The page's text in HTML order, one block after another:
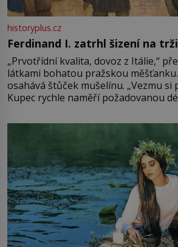
historyplus.cz
Ferdinand I. zatrhl šizení na
„Prvotřídní kvalita, dovoz z Itálie,“
látkami bohatou pražskou
osahává štůček mušelínu. „Vezmu si
Kupec rychle naměří požadovanou
milostpaní. Stačí jenom na sukni,“
množství růžového mušelínu. „Ošidili